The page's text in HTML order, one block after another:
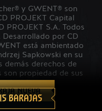
nueva
BARAJAS
y GWENT® son
PROJEKT Capital
PROJEKT S.A. Todos
Desarrollado por CD
está ambientado
Sapkowski en su
demás derechos de
son propiedad de sus